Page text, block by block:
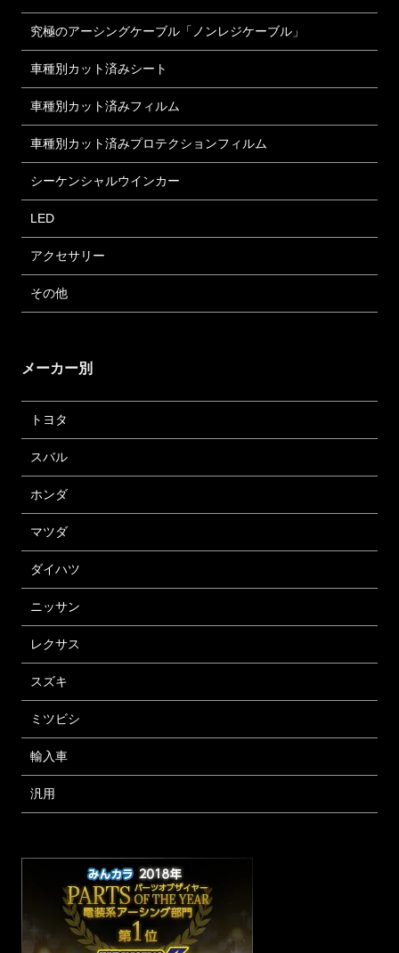
究極のアーシングケーブル「ノンレジケーブル」
車種別カット済みシート
車種別カット済みフィルム
車種別カット済みプロテクションフィルム
シーケンシャルウインカー
LED
アクセサリー
その他
メーカー別
トヨタ
スバル
ホンダ
マツダ
ダイハツ
ニッサン
レクサス
スズキ
ミツビシ
輸入車
汎用